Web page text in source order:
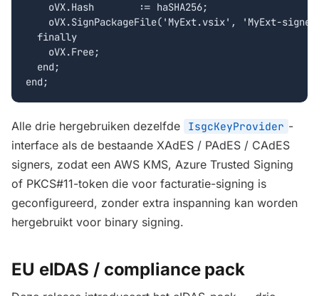
    oVX.Hash        := haSHA256;
oVX.SignPackageFile('MyExt.vsix', 'MyExt-
  finally
    oVX.Free;
  end;
end;
Alle drie hergebruiken dezelfde IsgcKeyProvider -
interface als de bestaande XAdES / PAdES / CAdES
signers, zodat een AWS KMS, Azure Trusted Signing
of PKCS#11-token die voor facturatie-signing is
geconfigureerd, zonder extra inspanning kan worden
hergebruikt voor binary signing.
EU eIDAS / compliance pack